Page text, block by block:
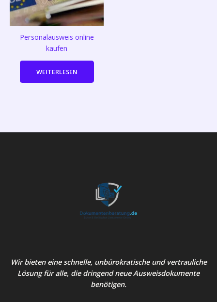
Personalausweis online
kaufen
WEITERLESEN
Wir bieten eine schnelle, unbürokratische und vertrauliche
Lösung für alle, die dringend neue Ausweisdokumente
benötigen.